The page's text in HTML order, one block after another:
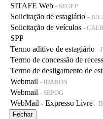
SITAFE Web - SEGEP
Solicitação de estagiário -
Solicitação de veículos -
SPP
Termo aditivo de estagiário -
Termo de concessão de
Termo de desligamento de
Webmail - IDARON
Webmail - SEPOG
WebMail - Expresso Livre -
Fechar